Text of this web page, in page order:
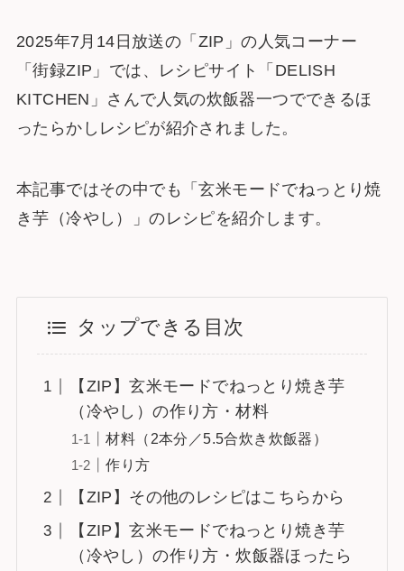
2025年7月14日放送の「ZIP」の人気コーナー
「街録ZIP」では、レシピサイト「DELISH
KITCHEN」さんで人気の炊飯器一つでできるほ
ったらかしレシピが紹介されました。
本記事ではその中でも「玄米モードでねっとり焼
き芋（冷やし）」のレシピを紹介します。
タップできる目次
【ZIP】玄米モードでねっとり焼き芋
（冷やし）の作り方・材料
材料（2本分／5.5合炊き炊飯器）
作り方
【ZIP】その他のレシピはこちらから
【ZIP】玄米モードでねっとり焼き芋
（冷やし）の作り方・炊飯器ほったら